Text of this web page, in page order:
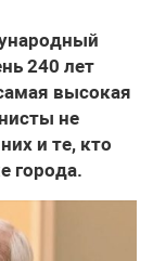
240 лет
высокая
не
и те, кто
города.